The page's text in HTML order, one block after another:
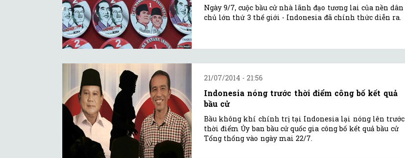
Ngày 9/7, cuộc bầu cử nhà lãnh đạo tương lai của nền dân
chủ lớn thứ 3 thế giới - Indonesia đã chính thức diễn ra.
21/07/2014 - 21:56
Indonesia nóng trước thời điểm công bố kết quả
bầu cử
Bầu không khí chính trị tại Indonesia lại nóng lên trước
thời điểm Ủy ban bầu cử quốc gia công bố kết quả bầu cử
Tổng thống vào ngày mai 22/7.